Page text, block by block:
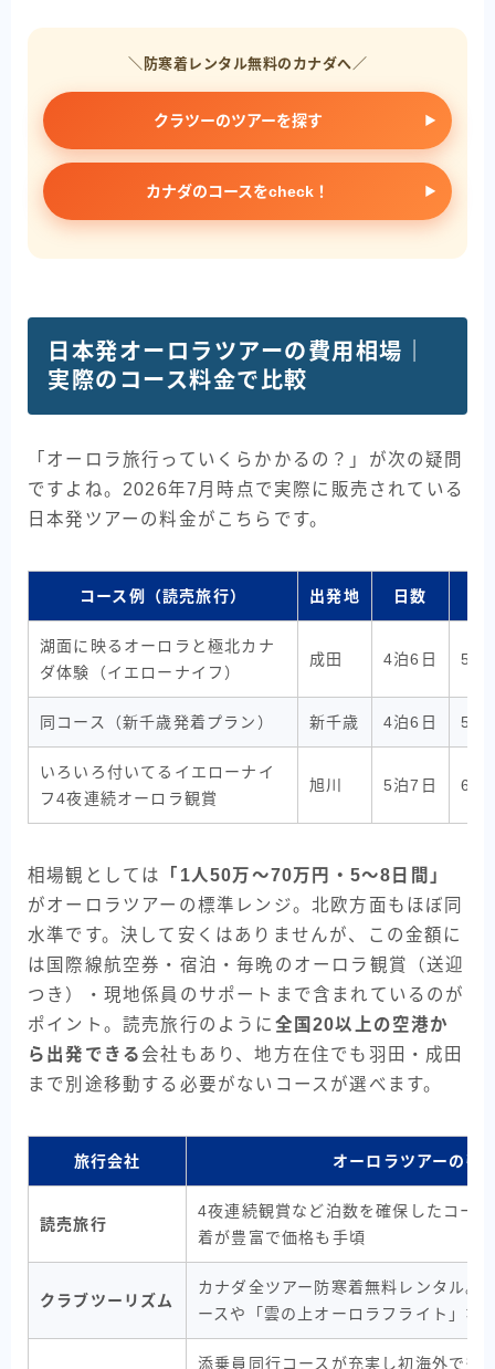
＼防寒着レンタル無料のカナダへ／
クラツーのツアーを探す
カナダのコースをcheck！
日本発オーロラツアーの費用相場｜
実際のコース料金で比較
「オーロラ旅行っていくらかかるの？」が次の疑問
ですよね。2026年7月時点で実際に販売されている
日本発ツアーの料金がこちらです。
コース例（読売旅行） 出発地 日数
湖面に映るオーロラと極北カナ
ダ体験（イエローナイフ）
成田 4泊6日 52
同コース（新千歳発着プラン） 新千歳 4泊6日 55
いろいろ付いてるイエローナイ
フ4夜連続オーロラ観賞
旭川 5泊7日 61
相場観としては
「1人50万〜70万円・5〜8日間」
がオーロラツアーの標準レンジ。北欧方面もほぼ同
水準です。決して安くはありませんが、この金額に
は国際線航空券・宿泊・毎晩のオーロラ観賞（送迎
つき）・現地係員のサポートまで含まれているのが
ポイント。読売旅行のように 全国20以上の空港か
ら出発できる会社もあり、地方在住でも羽田・成田
まで別途移動する必要がないコースが選べます。
旅行会社 オーロラツアーの強
読売旅行
4夜連続観賞など泊数を確保したコー
着が豊富で価格も手頃
クラブツーリズム
カナダ全ツアー防寒着無料レンタル。
ースや「雲の上オーロラフライト」な
添乗員同行コースが充実し初海外でも